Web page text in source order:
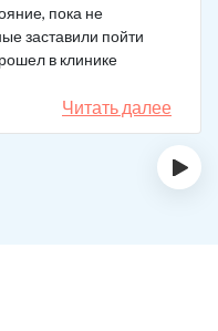
пока не
заставили пойти
в клинике
не принимаю.
Читать далее
›